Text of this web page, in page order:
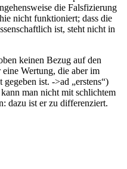
die Falsfizierung
nicht funktioniert; dass die
ist, steht nicht in
keinen Bezug auf den
Wertung, die aber im
ist. ->ad „erstens“)
man nicht mit schlichtem
dazu ist er zu differenziert.